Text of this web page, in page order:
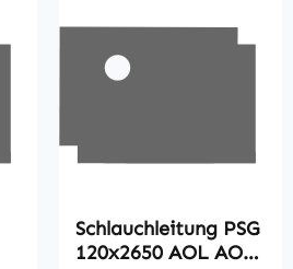
Schlauchleitung PSG
120x2650 AOL AOL